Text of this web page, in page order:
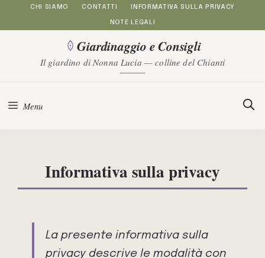
al
contenuto
CHI SIAMO CONTATTI INFORMATIVA SULLA PRIVACY
NOTE LEGALI
Giardinaggio e Consigli
Il giardino di Nonna Lucia — colline del Chianti
Menu
Informativa sulla privacy
La presente informativa sulla
privacy descrive le modalità con